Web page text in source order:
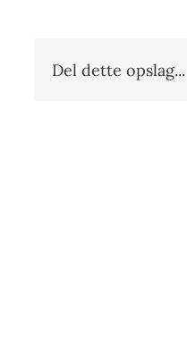
Del dette opslag...